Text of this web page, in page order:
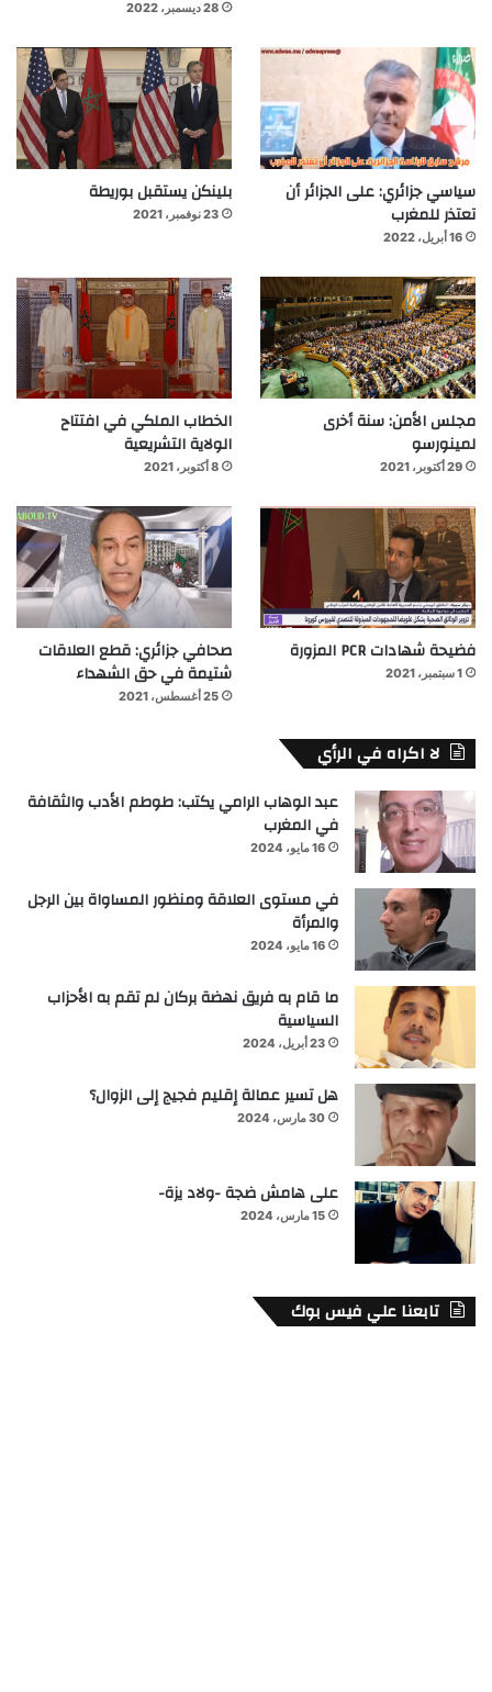
28 ديسمبر، 2022
سياسي جزائري: على الجزائر أن
تعتذر للمغرب
16 أبريل، 2022
بلينكن يستقبل بوريطة
23 نوفمبر، 2021
مجلس الأمن: سنة أخرى
لمينورسو
29 أكتوبر، 2021
الخطاب الملكي في افتتاح
الولاية التشريعية
8 أكتوبر، 2021
فضيحة شهادات PCR المزورة
1 سبتمبر، 2021
صحافي جزائري: قطع العلاقات
شتيمة في حق الشهداء
25 أغسطس، 2021
لا اكراه في الرأي
عبد الوهاب الرامي يكتب: طوطم الأدب والثقافة
في المغرب
16 مايو، 2024
في مستوى العلاقة ومنظور المساواة بين الرجل
والمرأة
16 مايو، 2024
ما قام به فريق نهضة بركان لم تقم به الأحزاب
السياسية
23 أبريل، 2024
هل تسير عمالة إقليم فجيج إلى الزوال؟
30 مارس، 2024
على هامش ضجة -ولاد يزة-
15 مارس، 2024
تابعنا علي فيس بوك